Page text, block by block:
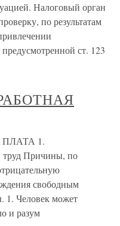
Налоговый орган
по результатам
ст. 123
1.
труд Причины, по
свободным
1. Человек может
и разум